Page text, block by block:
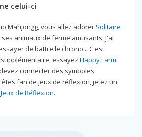
celui-ci
Mahjongg, vous allez adorer Solitaire
ses animaux de ferme amusants. J'ai
de battre le chrono... C'est
essayez Happy Farm:
connecter des symboles
êtes fan de jeux de réflexion, jetez un
de Réflexion.